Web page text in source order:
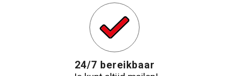
24/7 bereikbaar